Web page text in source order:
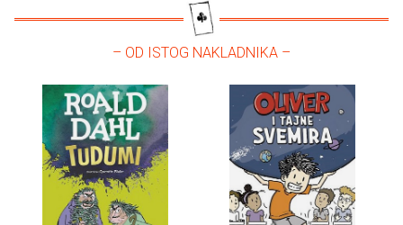
– OD ISTOG NAKLADNIKA –